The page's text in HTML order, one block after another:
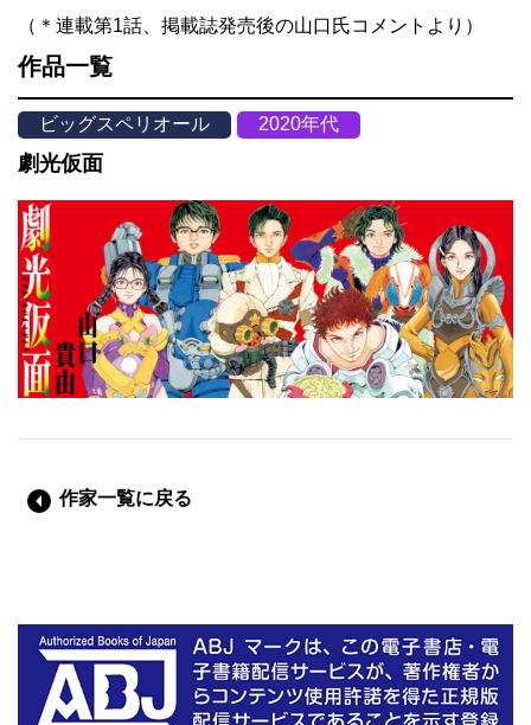
（＊連載第1話、掲載誌発売後の山口氏コメントより）
作品一覧
ビッグスペリオール 2020年代
劇光仮面
作家一覧に戻る